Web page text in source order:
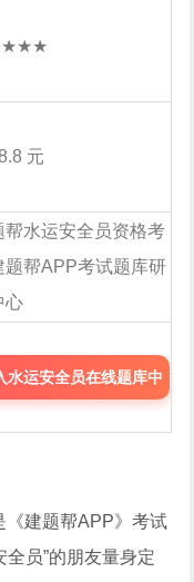
元
帮水运安全员资格考
题帮APP考试题库研
心
水运安全员在线题库中
《建题帮APP》考试
员”的朋友量身定